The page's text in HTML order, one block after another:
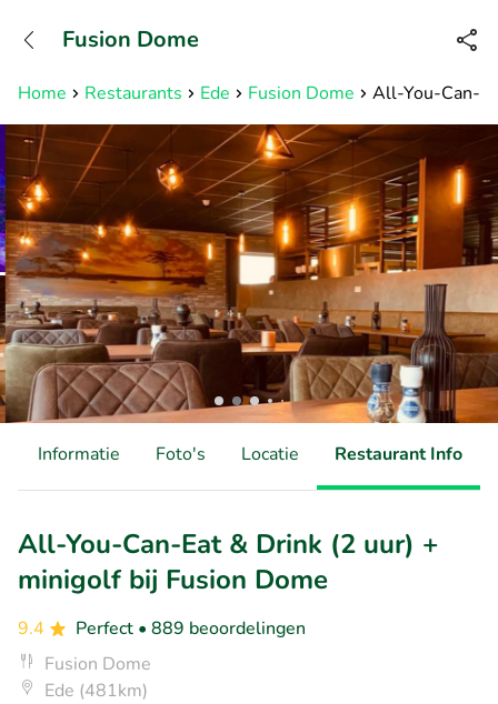
Bereikbaar tot 23:00 uur
Home Restaurants Ede Fusion Dome All-You-Can-
Fusion Dome
Informatie Foto's Locatie Restaurant Info
All-You-Can-Eat & Drink (2 uur) +
minigolf bij Fusion Dome
9.4 Perfect • 889 beoordelingen
Fusion Dome
Ede (481km)